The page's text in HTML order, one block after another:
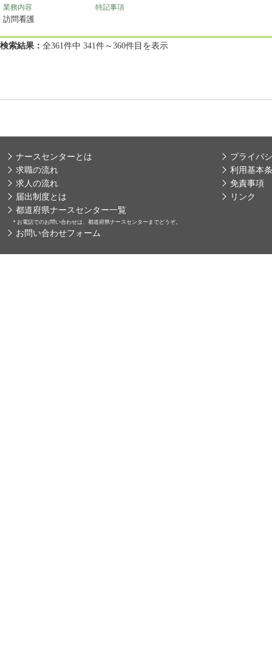
業務内容
訪問看護
特記事項
検索結果： 全361件中 341件～360件目を表示
ナースセンターとは
求職の流れ
求人の流れ
届出制度とは
都道府県ナースセンター一覧
＊ お電話でのお問い合わせは、都道府県ナースセンターまでどうぞ。
お問い合わせフォーム
プライバ
利用基本
免責事項
リンク